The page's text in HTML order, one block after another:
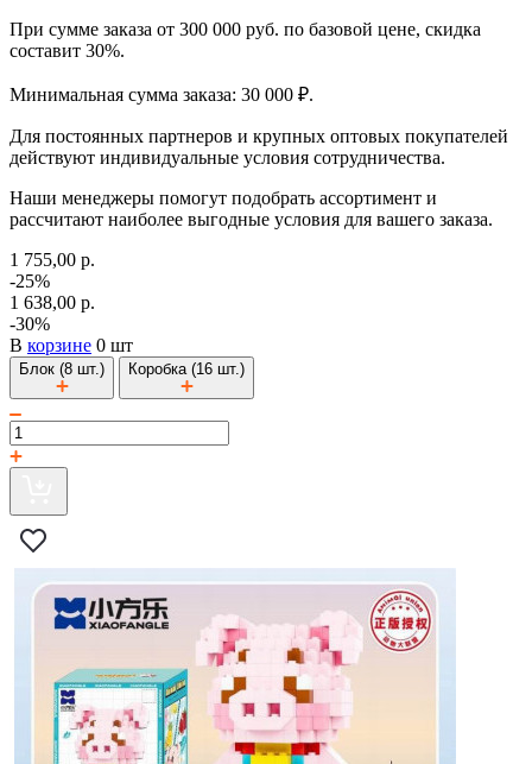
При сумме заказа от 300 000 руб. по базовой цене, скидка
составит 30%.
Минимальная сумма заказа: 30 000 ₽.
Для постоянных партнеров и крупных оптовых покупателей
действуют индивидуальные условия сотрудничества.
Наши менеджеры помогут подобрать ассортимент и
рассчитают наиболее выгодные условия для вашего заказа.
1 755,00 р.
-25%
1 638,00 р.
-30%
В корзине 0 шт
Блок (8 шт.) Коробка (16 шт.)